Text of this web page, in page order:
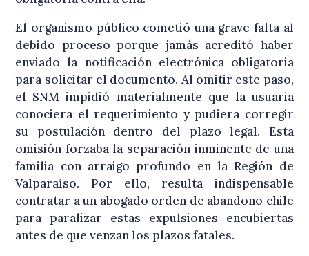
El organismo público cometió una grave falta al
debido proceso porque jamás acreditó haber
enviado la notificación electrónica obligatoria
para solicitar el documento. Al omitir este paso,
el SNM impidió materialmente que la usuaria
conociera el requerimiento y pudiera corregir
su postulación dentro del plazo legal. Esta
omisión forzaba la separación inminente de una
familia con arraigo profundo en la Región de
Valparaíso. Por ello, resulta indispensable
contratar a un abogado orden de abandono chile
para paralizar estas expulsiones encubiertas
antes de que venzan los plazos fatales.